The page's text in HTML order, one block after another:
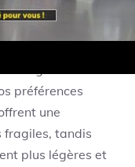
préférences
une
fragiles, tandis
plus légères et